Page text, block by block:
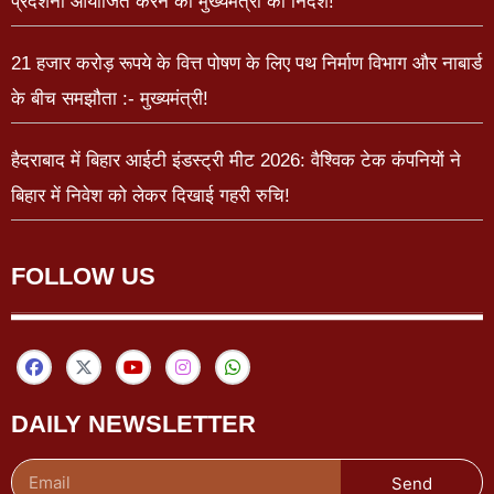
21 हजार करोड़ रूपये के वित्त पोषण के लिए पथ निर्माण विभाग और नाबार्ड
के बीच समझौता :- मुख्यमंत्री!
हैदराबाद में बिहार आईटी इंडस्ट्री मीट 2026: वैश्विक टेक कंपनियों ने
बिहार में निवेश को लेकर दिखाई गहरी रुचि!
FOLLOW US
DAILY NEWSLETTER
Send